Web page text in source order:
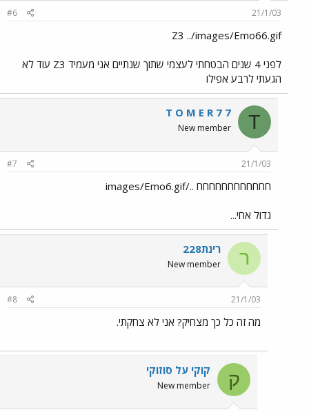
21/1/03
#6
Z3 ../images/Emo66.gif
לפני 4 שנים הבטחתי לעצמי שתוך שנתיים אני מעמיד Z3 עוד לא
הגעתי לרבע אפילו
T
T O M E R 7 7
New member
21/1/03
#7
חחחחחחחחחחחח ../images/Emo6.gif
גדול אחי...
ר רינת228
New member
21/1/03
#8
מה זה כל כך מצחיק? אני לא צחקתי.
ק קוקי על סוזוקי
New member